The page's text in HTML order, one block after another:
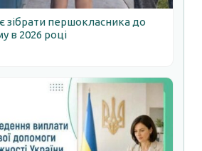
зібрати першокласника до
в 2026 році